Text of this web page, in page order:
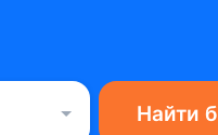
Найти